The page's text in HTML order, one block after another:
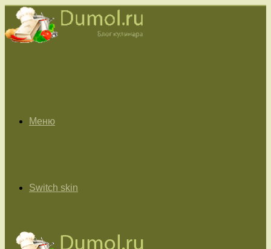
Меню
Switch skin